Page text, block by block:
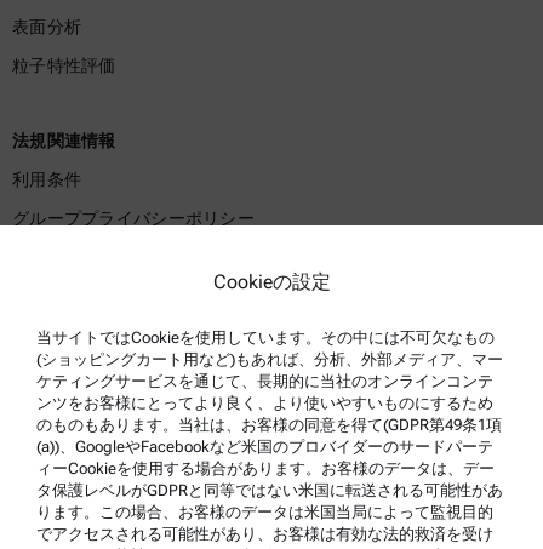
表面分析
粒子特性評価
法規関連情報
利用条件
グループプライバシーポリシー
利用規約
商標
内部告発制度
製品サポート
アントンパール社の認定サービス
Cookieの設定
当サイトではCookieを使用しています。その中には不可欠なもの
(ショッピングカート用など)もあれば、分析、外部メディア、マー
ケティングサービスを通じて、長期的に当社のオンラインコンテ
ンツをお客様にとってより良く、より使いやすいものにするため
のものもあります。当社は、お客様の同意を得て(GDPR第49条1項
(a))、GoogleやFacebookなど米国のプロバイダーのサードパーテ
ィーCookieを使用する場合があります。お客様のデータは、デー
タ保護レベルがGDPRと同等ではない米国に転送される可能性があ
ります。この場合、お客様のデータは米国当局によって監視目的
でアクセスされる可能性があり、お客様は有効な法的救済を受け